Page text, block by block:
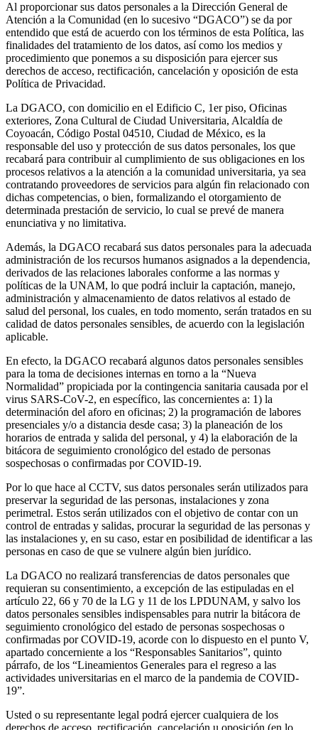
Al proporcionar sus datos personales a la Dirección General de
Atención a la Comunidad (en lo sucesivo “DGACO”) se da por
entendido que está de acuerdo con los términos de esta Política, las
finalidades del tratamiento de los datos, así como los medios y
procedimiento que ponemos a su disposición para ejercer sus
derechos de acceso, rectificación, cancelación y oposición de esta
Política de Privacidad.
La DGACO, con domicilio en el Edificio C, 1er piso, Oficinas
exteriores, Zona Cultural de Ciudad Universitaria, Alcaldía de
Coyoacán, Código Postal 04510, Ciudad de México, es la
responsable del uso y protección de sus datos personales, los que
recabará para contribuir al cumplimiento de sus obligaciones en los
procesos relativos a la atención a la comunidad universitaria, ya sea
contratando proveedores de servicios para algún fin relacionado con
dichas competencias, o bien, formalizando el otorgamiento de
determinada prestación de servicio, lo cual se prevé de manera
enunciativa y no limitativa.
Además, la DGACO recabará sus datos personales para la adecuada
administración de los recursos humanos asignados a la dependencia,
derivados de las relaciones laborales conforme a las normas y
políticas de la UNAM, lo que podrá incluir la captación, manejo,
administración y almacenamiento de datos relativos al estado de
salud del personal, los cuales, en todo momento, serán tratados en su
calidad de datos personales sensibles, de acuerdo con la legislación
aplicable.
En efecto, la DGACO recabará algunos datos personales sensibles
para la toma de decisiones internas en torno a la “Nueva
Normalidad” propiciada por la contingencia sanitaria causada por el
virus SARS-CoV-2, en específico, las concernientes a: 1) la
determinación del aforo en oficinas; 2) la programación de labores
presenciales y/o a distancia desde casa; 3) la planeación de los
horarios de entrada y salida del personal, y 4) la elaboración de la
bitácora de seguimiento cronológico del estado de personas
sospechosas o confirmadas por COVID-19.
Por lo que hace al CCTV, sus datos personales serán utilizados para
preservar la seguridad de las personas, instalaciones y zona
perimetral. Estos serán utilizados con el objetivo de contar con un
control de entradas y salidas, procurar la seguridad de las personas y
las instalaciones y, en su caso, estar en posibilidad de identificar a las
personas en caso de que se vulnere algún bien jurídico.
La DGACO no realizará transferencias de datos personales que
requieran su consentimiento, a excepción de las estipuladas en el
artículo 22, 66 y 70 de la LG y 11 de los LPDUNAM, y salvo los
datos personales sensibles indispensables para nutrir la bitácora de
seguimiento cronológico del estado de personas sospechosas o
confirmadas por COVID-19, acorde con lo dispuesto en el punto V,
apartado concerniente a los “Responsables Sanitarios”, quinto
párrafo, de los “Lineamientos Generales para el regreso a las
actividades universitarias en el marco de la pandemia de COVID-
19”.
Usted o su representante legal podrá ejercer cualquiera de los